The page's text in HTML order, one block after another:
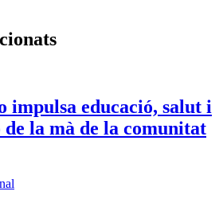
impulsa educació, salut i
de la mà de la comunitat